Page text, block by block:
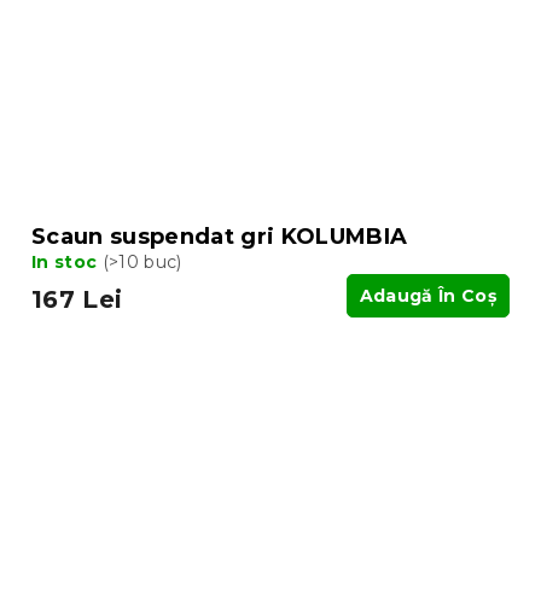
Scaun suspendat gri KOLUMBIA
In stoc (>10 buc)
167 Lei Adaugă În Coş